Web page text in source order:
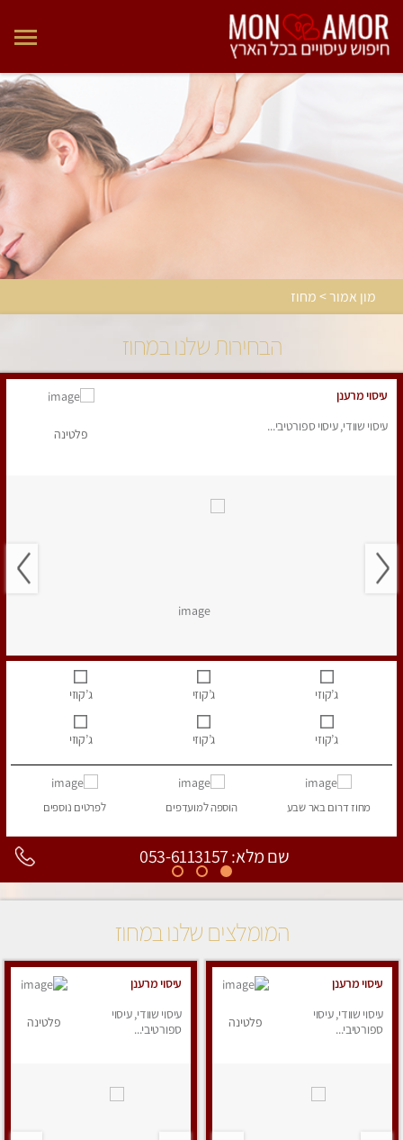
מון אמור > מחוז
הבחירות שלנו במחוז
עיסוי מרענן
עיסוי שוודי, עיסוי ספורטיבי...
פלטינה
ג’קוזי ג’קוזי ג’קוזי
ג’קוזי ג’קוזי ג’קוזי
מחוז דרוםבאר שבע הוספהלמועדפים לפרטים נוספים
שם מלא: 053-6113157
המומלצים שלנו במחוז
עיסוי מרענן
עיסוי שוודי, עיסוי
ספורטיבי...
פלטינה
עיסוי מרענן
עיסוי שוודי, עיסוי
ספורטיבי...
פלטינה